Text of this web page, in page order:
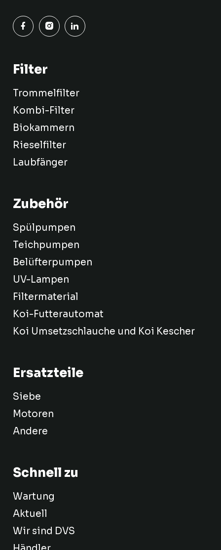
Filter
Trommelfilter
Kombi-Filter
Biokammern
Rieselfilter
Laubfänger
Zubehör
Spülpumpen
Teichpumpen
Belüfterpumpen
UV-Lampen
Filtermaterial
Koi-Futterautomat
Koi Umsetzschlauche und Koi Kescher
Ersatzteile
Siebe
Motoren
Andere
Schnell zu
Wartung
Aktuell
Wir sind DVS